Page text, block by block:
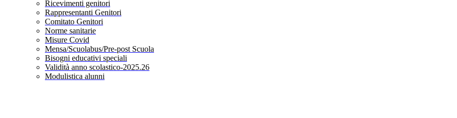
Ricevimenti genitori
Rappresentanti Genitori
Comitato Genitori
Norme sanitarie
Misure Covid
Mensa/Scuolabus/Pre-post Scuola
Bisogni educativi speciali
Validità anno scolastico-2025.26
Modulistica alunni